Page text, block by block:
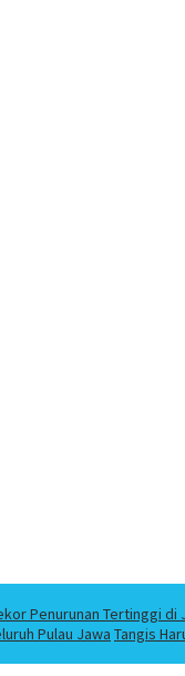
Penurunan Tertinggi di
Pulau Jawa Tangis